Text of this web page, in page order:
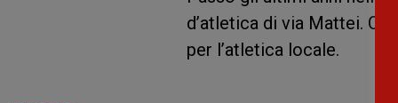
d’atletica di via Mattei.
per l’atletica locale.